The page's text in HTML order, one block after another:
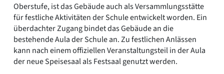
Oberstufe, ist das Gebäude auch als Versammlungsstätte
für festliche Aktivitäten der Schule entwickelt worden. Ein
überdachter Zugang bindet das Gebäude an die
bestehende Aula der Schule an. Zu festlichen Anlässen
kann nach einem offiziellen Veranstaltungsteil in der Aula
der neue Speisesaal als Festsaal genutzt werden.